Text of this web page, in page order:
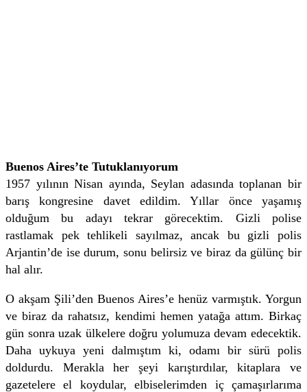
Buenos Aires’te Tutuklanıyorum
1957 yılının Nisan ayında, Seylan adasında toplanan bir
barış kongresine davet edildim. Yıllar önce yaşamış
olduğum bu adayı tekrar görecektim. Gizli polise
rastlamak pek tehlikeli sayılmaz, ancak bu gizli polis
Arjantin’de ise durum, sonu belirsiz ve biraz da gülünç bir
hal alır.
O akşam Şili’den Buenos Aires’e henüz varmıştık. Yorgun
ve biraz da rahatsız, kendimi hemen yatağa attım. Birkaç
gün sonra uzak ülkelere doğru yolumuza devam edecektik.
Daha uykuya yeni dalmıştım ki, odamı bir sürü polis
doldurdu. Merakla her şeyi karıştırdılar, kitaplara ve
gazetelere el koydular, elbiselerimden iç çamaşırlarıma